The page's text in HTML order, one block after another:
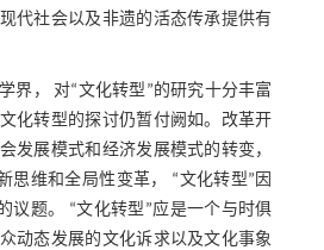
代社会以及非遗的活态传承提供有
界， 对“文化转型”的研究十分丰富
化转型的探讨仍暂付阙如。改革开
发展模式和经济发展模式的转变，
思维和全局性变革， “文化转型”因
议题。 “文化转型”应是一个与时俱
动态发展的文化诉求以及文化事象